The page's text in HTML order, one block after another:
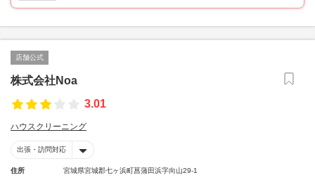
店舗公式
株式会社Noa
3.01
ハウスクリーニング
出張・訪問対応
住所 宮城県宮城郡七ヶ浜町菖蒲田浜字向山29-1